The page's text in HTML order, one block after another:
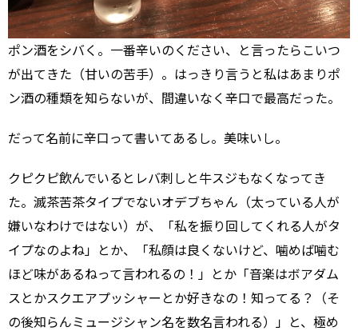
ポン酒をシバく。一番辛いのください、と言ったらこいつ
が出てきた（甘いの苦手）。はっきり言うと私はあまりポ
ン酒の種類を知らないが、間違いなく辛口で最高だった。
だって名前に辛口って書いてあるし。美味いし。
クピクピ飲んでいるとレバ刺しと牛スジもなくなってき
た。滅茶苦茶タイプでないオデブちゃん（太っている人が
嫌いなわけではない）が、「私を振り回してくれる人がタ
イプなのよね」とか、「私顔は良くないけど、噛めば噛む
ほど味があるねって言われるの！」とか「音楽はボアダム
スとかスクエアプッシャーとか好きなの！知ってる？（そ
の後知らんミュージシャン名を数名言われる）」と、極め